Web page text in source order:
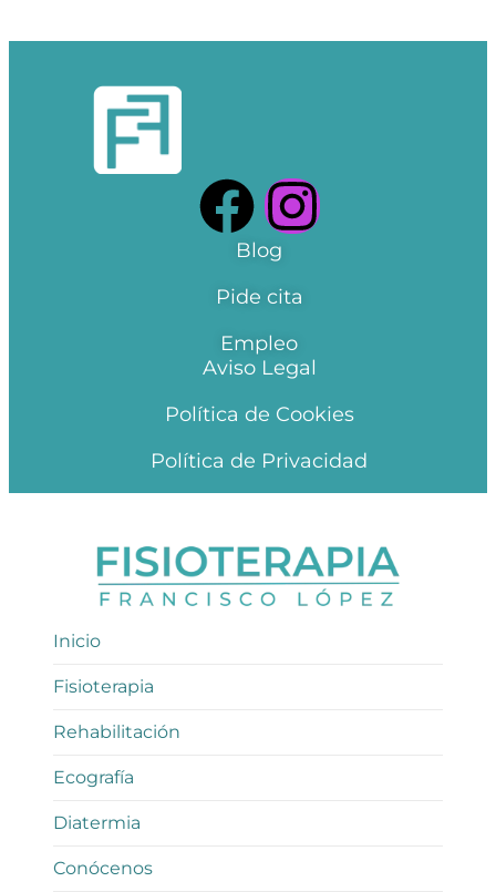
Blog
Pide cita
Empleo
Aviso Legal
Política de Cookies
Política de Privacidad
Inicio
Fisioterapia
Rehabilitación
Ecografía
Diatermia
Conócenos